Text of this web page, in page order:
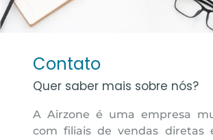
Contato
Quer saber mais sobre nós?
A Airzone é uma empresa
com filiais de vendas diretas